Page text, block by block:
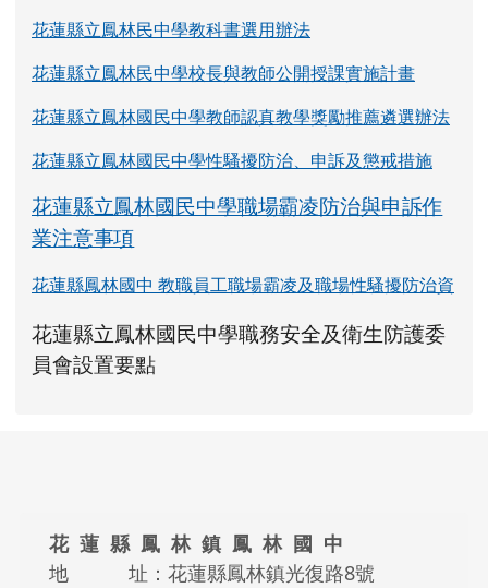
花蓮縣立鳳林民中學教科書選用辦法
花蓮縣立鳳林民中學校長與教師公開授課實施計畫
花蓮縣立鳳林國民中學教師認真教學獎勵推薦遴選辦法
花蓮縣立鳳林國民中學性騷擾防治、申訴及懲戒措施
花蓮縣立鳳林國民中學職場霸凌防治與申訴作
業注意事項
花蓮縣鳳林國中 教職員工職場霸凌及職場性騷擾防治資
link to https://www.fles.hlc.edu.tw/uploads/tad_blocks/file/
花蓮縣立鳳林國民中學職務安全及衛生防護委
員會設置要點花蓮縣立鳳林國民中學職務安全及衛生防
花蓮縣立鳳林國民中學職務安全及衛生防
link to https://www.fles.hlc.edu.tw/uploads/
link to https://www.fles.hlc.edu.tw/uploads/
花 蓮 縣 鳳 林 鎮 鳳 林 國 中
地 址：花蓮縣鳳林鎮光復路8號